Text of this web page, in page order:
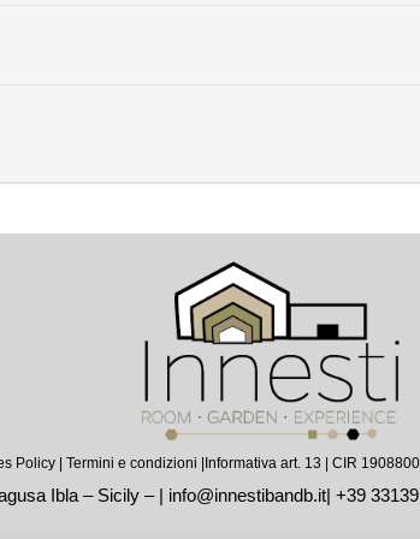
the Unesco’s 18 jewels of the Ragusa’s baroque
Policy| Termini e condizioni | Informativa art. 13 | CIR
Ibla – Sicily – | info@innestibandb.it| +39